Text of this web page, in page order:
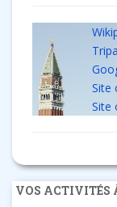
Site
Site
VOS ACTIVITÉS